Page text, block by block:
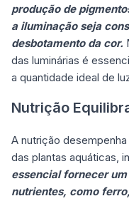
produção de
a iluminação seja
desbotamento da cor.
das luminárias é
a quantidade ideal de
Nutrição
A nutrição
das plantas aquáticas,
essencial fornecer
nutrientes, como